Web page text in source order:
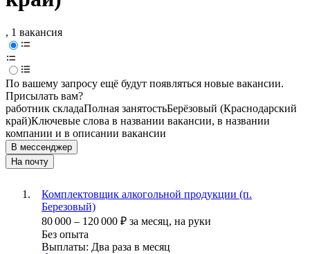
, 1 вакансия
По вашему запросу ещё будут появляться новые вакансии.
Присылать вам?
работник складаПолная занятостьБерёзовый (Краснодарский
край)Ключевые слова в названии вакансии, в названии
компании и в описании вакансии
В мессенджер
На почту
Комплектовщик алкогольной продукции (п.
Березовый)
80 000 – 120 000 ₽ за месяц, на руки
Без опыта
Выплаты: Два раза в месяц